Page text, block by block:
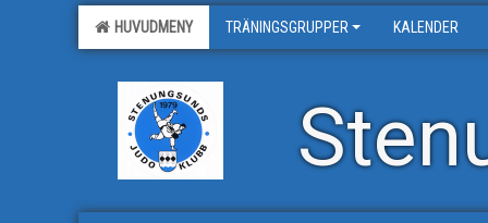
HUVUDMENY TRÄNINGSGRUPPER KALENDER